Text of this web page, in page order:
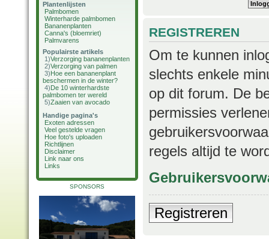
Plantenlijsten
Palmbomen
Winterharde palmbomen
Bananenplanten
Canna's (bloemriet)
Palmvarens
Populairste artikels
1)Verzorging bananenplanten
2)Verzorging van palmen
3)Hoe een bananenplant
beschermen in de winter?
4)De 10 winterhardste
palmbomen ter wereld
5)Zaaien van avocado
Handige pagina's
Exoten adressen
Veel gestelde vragen
Hoe foto's uploaden
Richtlijnen
Disclaimer
Link naar ons
Links
SPONSORS
REGISTREREN
Om te kunnen
slechts enkele
op dit forum. De
permissies
regels altijd te
Registreren